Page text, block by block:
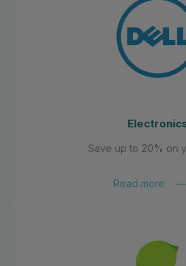
Save up to 20% on
Read more